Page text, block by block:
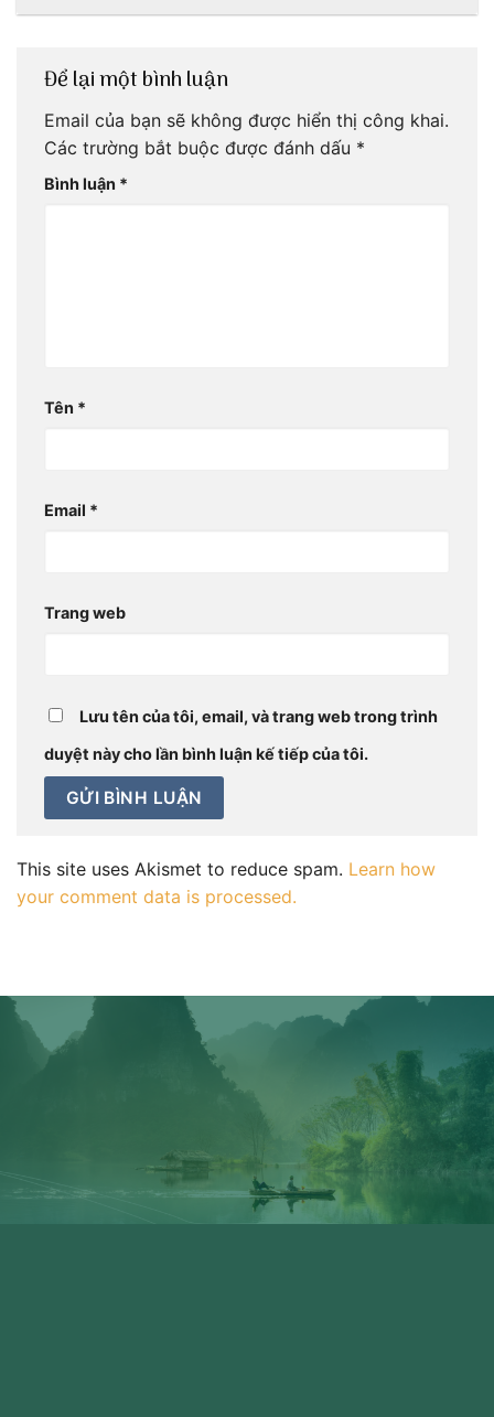
Để lại một bình luận
Email của bạn sẽ không được hiển thị công khai.
Các trường bắt buộc được đánh dấu *
Bình luận *
Tên *
Email *
Trang web
Lưu tên của tôi, email, và trang web trong trình
duyệt này cho lần bình luận kế tiếp của tôi.
This site uses Akismet to reduce spam. Learn how
your comment data is processed.